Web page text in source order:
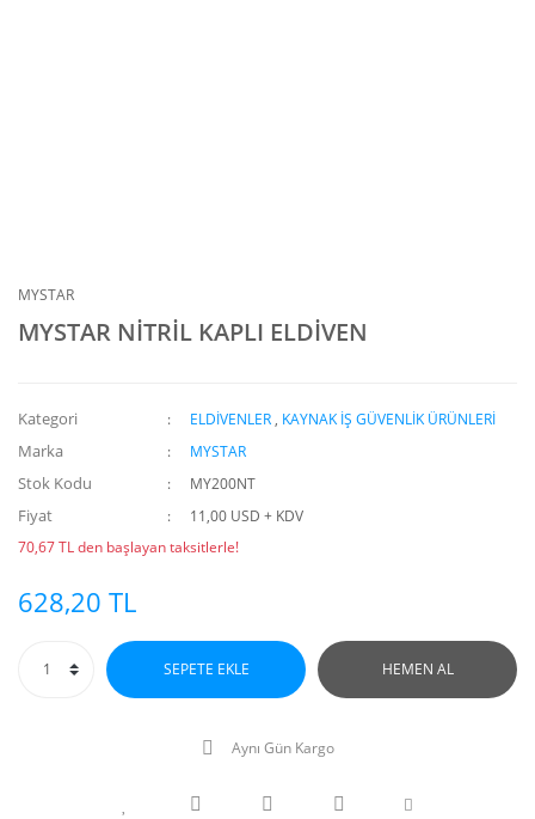
MYSTAR
MYSTAR NİTRİL KAPLI ELDİVEN
Kategori ELDİVENLER , KAYNAK İŞ GÜVENLİK ÜRÜNLERİ
Marka MYSTAR
Stok Kodu MY200NT
Fiyat
11,00 USD + KDV
70,67 TL den başlayan taksitlerle!
628,20 TL
SEPETE EKLE HEMEN AL
Aynı Gün Kargo